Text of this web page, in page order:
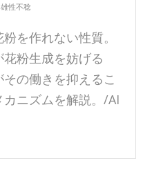
雄性不稔
を作れない性質。
粉生成を妨げる
の働きを抑えるこ
ニズムを解説。/AI